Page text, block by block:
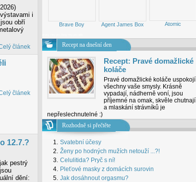
i
obří
článek
článek
12.7.?
pestrý
dění:
Atomic
Agent James Box
Brave Boy
Recept na dnešní den
Recept: Pravé domažlické
koláče
Pravé domažlické koláče uspokojí
všechny vaše smysly. Krásně
vypadají, nádherně voní, jsou
příjemné na omak, skvěle chutnají
a mlaskání strávníků je
nepřeslechnutelné :)
Rozhodně si přečtěte
1. Svatební účesy
2. Ženy po hodných mužích netouží ...?!
3. Celulitida? Pryč s ní!
4. Pleťové masky z domácích surovin
5. Jak dosáhnout orgasmu?